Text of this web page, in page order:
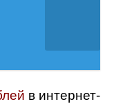
в интернет-